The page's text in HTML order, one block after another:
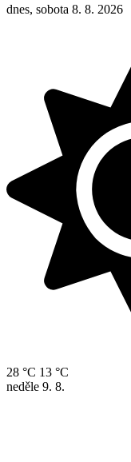
dnes, sobota 8. 8. 2026
28 °C 13 °C
neděle 9. 8.